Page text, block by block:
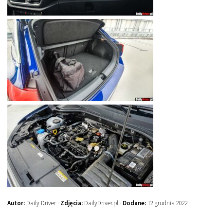
Autor: Daily Driver · Zdjęcia: DailyDriver.pl · Dodane: 12 grudnia 2022